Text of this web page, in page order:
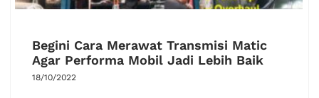
Begini Cara Merawat Transmisi Matic
Agar Performa Mobil Jadi Lebih Baik
18/10/2022